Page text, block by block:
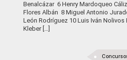
Benalcázar 6 Henry Mardoqueo
Flores Albán 8 Miguel Antonio
León Rodríguez 10 Luis Iván Nolivos
Kleber […]